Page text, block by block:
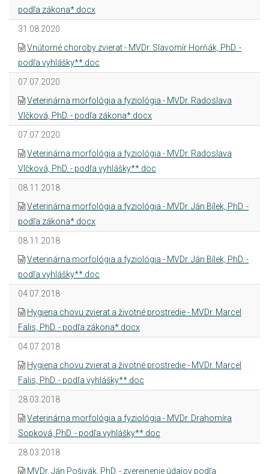
podľa zákona*.docx
31.08.2020
Vnútorné choroby zvierat - MVDr. Slavomír Horňák, PhD. -
podľa vyhlášky**.doc
07.07.2020
Veterinárna morfológia a fyziológia - MVDr. Radoslava
Vlčková, PhD. - podľa zákona*.docx
07.07.2020
Veterinárna morfológia a fyziológia - MVDr. Radoslava
Vlčková, PhD. - podľa vyhlášky**.doc
08.11.2018
Veterinárna morfológia a fyziológia - MVDr. Ján Bílek, PhD. -
podľa zákona*.docx
08.11.2018
Veterinárna morfológia a fyziológia - MVDr. Ján Bílek, PhD. -
podľa vyhlášky**.doc
04.07.2018
Hygiena chovu zvierat a životné prostredie - MVDr. Marcel
Falis, PhD. - podľa zákona*.docx
04.07.2018
Hygiena chovu zvierat a životné prostredie - MVDr. Marcel
Falis, PhD. - podľa vyhlášky**.doc
28.03.2018
Veterinárna morfológia a fyziológia - MVDr. Drahomíra
Sopková, PhD. - podľa vyhlášky**.doc
28.03.2018
MVDr. Ján Pošivák, PhD. - zverejnenie údajov podľa